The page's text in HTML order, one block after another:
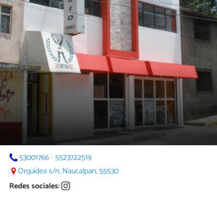
53001766-5523722519
Orquídea s/n, Naucalpan, 55530
Redes sociales: